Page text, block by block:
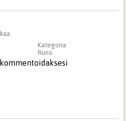
Kategoria:
Runo
kommentoidaksesi